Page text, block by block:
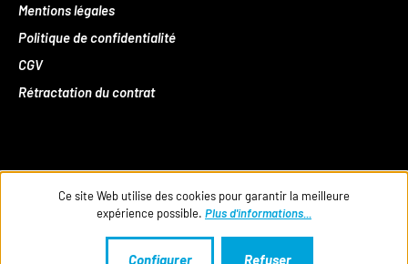
Mentions légales
Politique de confidentialité
CGV
Rétractation du contrat
Ce site Web utilise des cookies pour garantir la meilleure
expérience possible. Plus d'informations...
Refuser
Configurer